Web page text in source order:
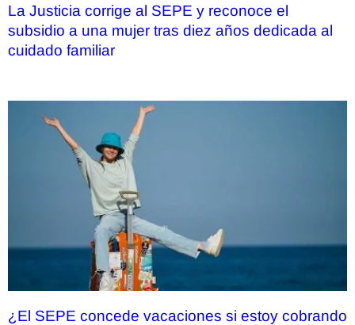
La Justicia corrige al SEPE y reconoce el
subsidio a una mujer tras diez años dedicada al
cuidado familiar
¿El SEPE concede vacaciones si estoy cobrando